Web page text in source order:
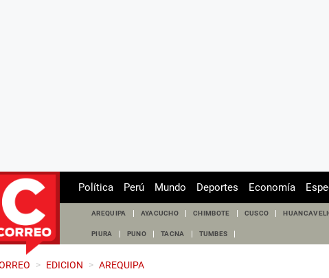
Política Perú Mundo Deportes Economía
AREQUIPA AYACUCHO CHIMBOTE CUSCO
PIURA PUNO TACNA TUMBES
> EDICION > AREQUIPA